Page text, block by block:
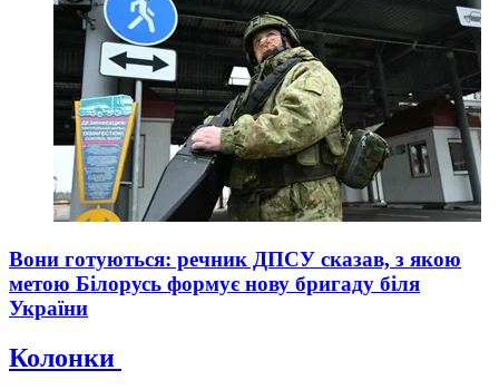
Вони готуються: речник ДПСУ сказав, з якою
метою Білорусь формує нову бригаду біля
України
Колонки